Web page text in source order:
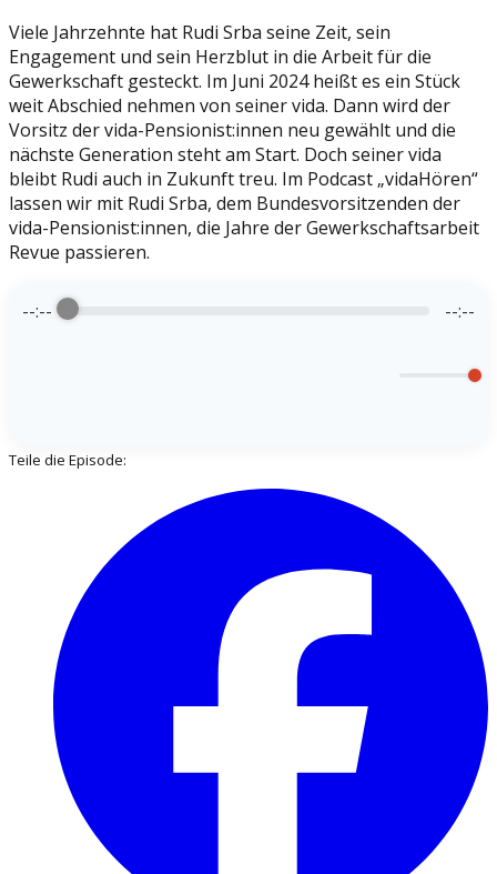
Viele Jahrzehnte hat Rudi Srba seine Zeit, sein
Engagement und sein Herzblut in die Arbeit für die
Gewerkschaft gesteckt. Im Juni 2024 heißt es ein Stück
weit Abschied nehmen von seiner vida. Dann wird der
Vorsitz der vida-Pensionist:innen neu gewählt und die
nächste Generation steht am Start. Doch seiner vida
bleibt Rudi auch in Zukunft treu. Im Podcast „vidaHören“
lassen wir mit Rudi Srba, dem Bundesvorsitzenden der
vida-Pensionist:innen, die Jahre der Gewerkschaftsarbeit
Revue passieren.
--:-- --:--
Teile die Episode: